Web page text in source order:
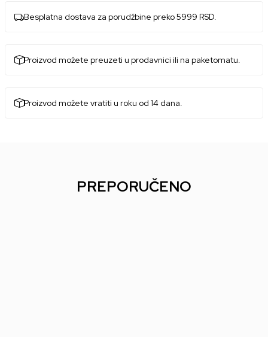
Besplatna dostava za porudžbine preko 5999 RSD.
Proizvod možete preuzeti u prodavnici ili na paketomatu.
Proizvod možete vratiti u roku od 14 dana.
PREPORUČENO